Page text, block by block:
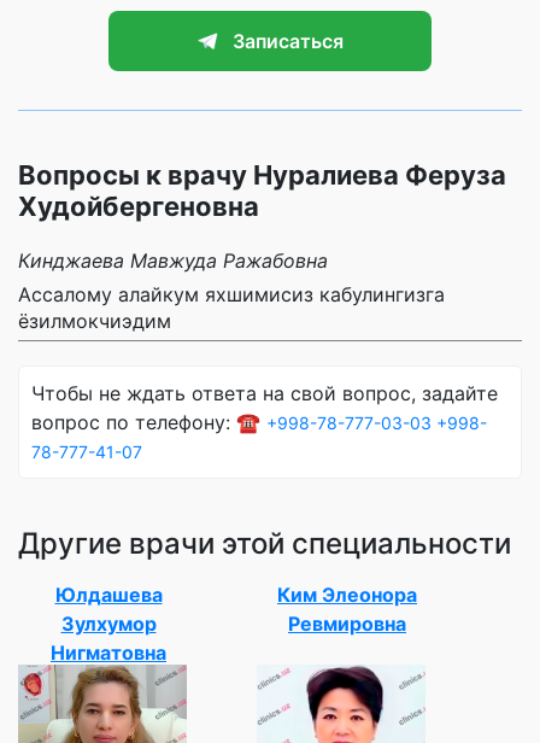
Записаться
Вопросы к врачу Нуралиева Феруза
Худойбергеновна
Кинджаева Мавжуда Ражабовна
Ассалому алайкум яхшимисиз кабулингизга
ёзилмокчиэдим
Чтобы не ждать ответа на свой вопрос, задайте
вопрос по телефону: ☎️ +998-78-777-03-03 +998-
78-777-41-07
Другие врачи этой специальности
Юлдашева
Зулхумор
Нигматовна
Ким Элеонора
Ревмировна